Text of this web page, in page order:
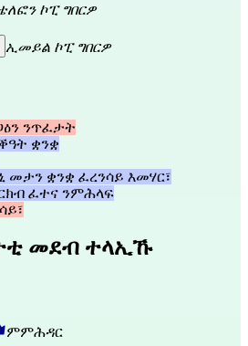
ኮፒ ግበርዎ
ኢመይል ኮፒ ግበርዎ
ንጥፈታት
ቋንቋ
መታን ቋንቋ ፈረንሳይ እመሃር፣
ፈተና ንምሕላፍ
መደብ ተላኢኹ
ምምሕዳር